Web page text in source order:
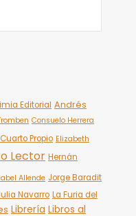
Editorial Andrés
Consuelo Herrera
Propio Elizabeth
Lector Hernán
Allende Jorge Baradit
Navarro La Furia del
Librería Libros al